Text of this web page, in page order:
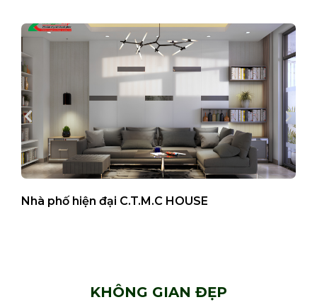
Nhà phố hiện đại C.T.M.C HOUSE
KHÔNG GIAN ĐẸP